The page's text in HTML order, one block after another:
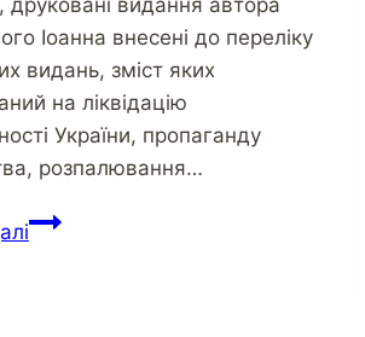
Іоанна внесені до переліку
видань, зміст яких
на ліквідацію
України, пропаганду
розпалювання…